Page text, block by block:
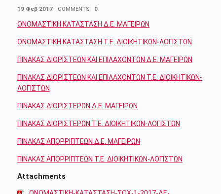
19 Φεβ 2017 COMMENTS: 0
ΟΝΟΜΑΣΤΙΚΗ ΚΑΤΑΣΤΑΣΗ Δ.Ε. ΜΑΓΕΙΡΩΝ
ΟΝΟΜΑΣΤΙΚΗ ΚΑΤΑΣΤΑΣΗ Τ.Ε. ΔΙΟΙΚΗΤΙΚΩΝ-ΛΟΓΙΣΤΩΝ
ΠΙΝΑΚΑΣ ΔΙΟΡΙΣΤΕΩΝ ΚΑΙ ΕΠΙΛΑΧΟΝΤΩΝ Δ.Ε. ΜΑΓΕΙΡΩΝ
ΠΙΝΑΚΑΣ ΔΙΟΡΙΣΤΕΩΝ ΚΑΙ ΕΠΙΛΑΧΟΝΤΩΝ Τ.Ε. ΔΙΟΙΚΗΤΙΚΩΝ-
ΛΟΓΙΣΤΩΝ
ΠΙΝΑΚΑΣ ΔΙΟΡΙΣΤΕΡΩΝ Δ.Ε. ΜΑΓΕΙΡΩΝ
ΠΙΝΑΚΑΣ ΔΙΟΡΙΣΤΕΡΩΝ Τ.Ε. ΔΙΟΙΚΗΤΙΚΩΝ-ΛΟΓΙΣΤΩΝ
ΠΙΝΑΚΑΣ ΑΠΟΡΡΙΠΤΕΩΝ Δ.Ε. ΜΑΓΕΙΡΩΝ
ΠΙΝΑΚΑΣ ΑΠΟΡΡΙΠΤΕΩΝ Τ.Ε. ΔΙΟΙΚΗΤΙΚΩΝ-ΛΟΓΙΣΤΩΝ
Attachments